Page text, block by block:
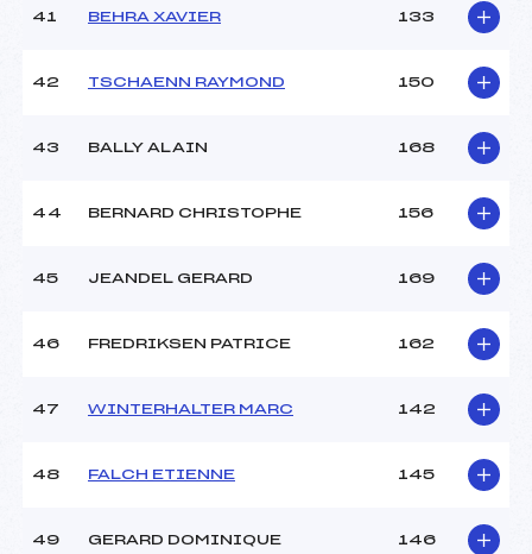
41 BEHRA XAVIER 133
42 TSCHAENN RAYMOND 150
43 BALLY ALAIN 168
44 BERNARD CHRISTOPHE 156
45 JEANDEL GERARD 169
46 FREDRIKSEN PATRICE 162
47 WINTERHALTER MARC 142
48 FALCH ETIENNE 145
49 GERARD DOMINIQUE 146